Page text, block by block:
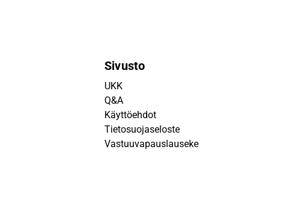
Sivusto
UKK
Q&A
Käyttöehdot
Tietosuojaseloste
Vastuuvapauslauseke